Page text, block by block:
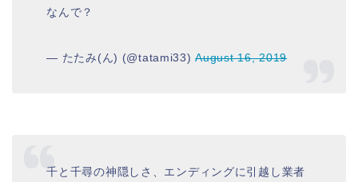
なんで？
— たたみ(ん) (@tatami33)August 16, 2019
千と千尋の神隠しさ、エンディングに引越し業者